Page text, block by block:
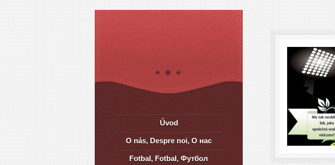
Úvod
O nás, Despre noi, О нас
Fotbal, Fotbal, Футбол